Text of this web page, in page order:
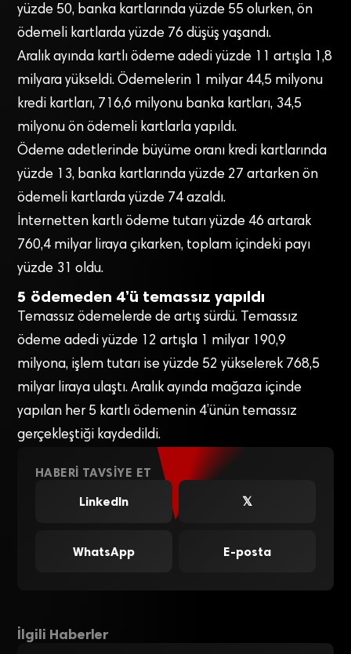
yüzde 50, banka kartlarında yüzde 55 olurken, ön
ödemeli kartlarda yüzde 76 düşüş yaşandı.
Aralık ayında kartlı ödeme adedi yüzde 11 artışla 1,8
milyara yükseldi. Ödemelerin 1 milyar 44,5 milyonu
kredi kartları, 716,6 milyonu banka kartları, 34,5
milyonu ön ödemeli kartlarla yapıldı.
Ödeme adetlerinde büyüme oranı kredi kartlarında
yüzde 13, banka kartlarında yüzde 27 artarken ön
ödemeli kartlarda yüzde 74 azaldı.
İnternetten kartlı ödeme tutarı yüzde 46 artarak
760,4 milyar liraya çıkarken, toplam içindeki payı
yüzde 31 oldu.
5 ödemeden 4’ü temassız yapıldı
Temassız ödemelerde de artış sürdü. Temassız
ödeme adedi yüzde 12 artışla 1 milyar 190,9
milyona, işlem tutarı ise yüzde 52 yükselerek 768,5
milyar liraya ulaştı. Aralık ayında mağaza içinde
yapılan her 5 kartlı ödemenin 4’ünün temassız
gerçekleştiği kaydedildi.
HABERI TAVSIYE ET
LinkedIn
𝕏
WhatsApp E-posta
İlgili Haberler